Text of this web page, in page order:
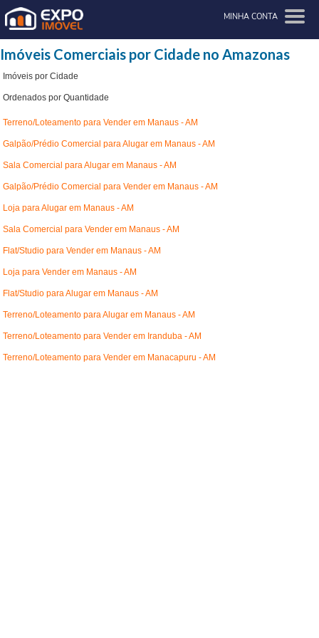
MINHA CONTA
Imóveis Comerciais por Cidade no Amazonas
Imóveis por Cidade
Ordenados por Quantidade
Terreno/Loteamento para Vender em Manaus - AM
Galpão/Prédio Comercial para Alugar em Manaus - AM
Sala Comercial para Alugar em Manaus - AM
Galpão/Prédio Comercial para Vender em Manaus - AM
Loja para Alugar em Manaus - AM
Sala Comercial para Vender em Manaus - AM
Flat/Studio para Vender em Manaus - AM
Loja para Vender em Manaus - AM
Flat/Studio para Alugar em Manaus - AM
Terreno/Loteamento para Alugar em Manaus - AM
Terreno/Loteamento para Vender em Iranduba - AM
Terreno/Loteamento para Vender em Manacapuru - AM